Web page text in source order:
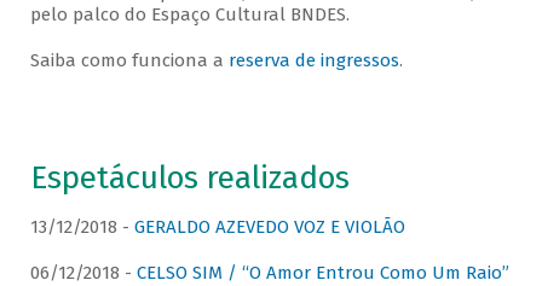
pelo palco do Espaço Cultural BNDES.
Saiba como funciona a reserva de ingressos.
Espetáculos realizados
13/12/2018 - GERALDO AZEVEDO VOZ E VIOLÃO
06/12/2018 - CELSO SIM / “O Amor Entrou Como Um Raio”